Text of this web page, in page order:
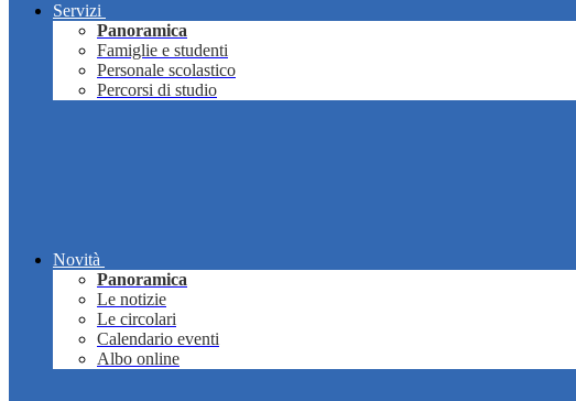
Servizi
Panoramica
Famiglie e studenti
Personale scolastico
Percorsi di studio
Novità
Panoramica
Le notizie
Le circolari
Calendario eventi
Albo online